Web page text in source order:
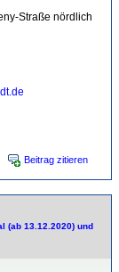
Straße nördlich
Beitrag zitieren
(ab 13.12.2020) und